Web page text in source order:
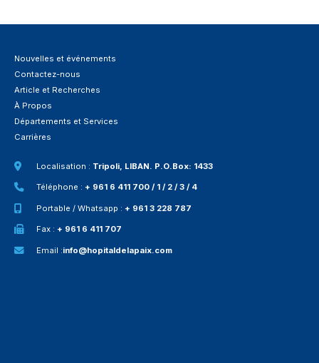
Nouvelles et événements
Contactez-nous
Article et Recherches
À Propos
Départements et Services
Carrières
Localisation : Tripoli, LIBAN. P.O.Box: 1433
Téléphone :+ 961 6 411 700 / 1 / 2 / 3 / 4
Portable / Whatsapp :+ 961 3 228 787
Fax :+ 961 6 411 707
Email :info@hopitaldelapaix.com